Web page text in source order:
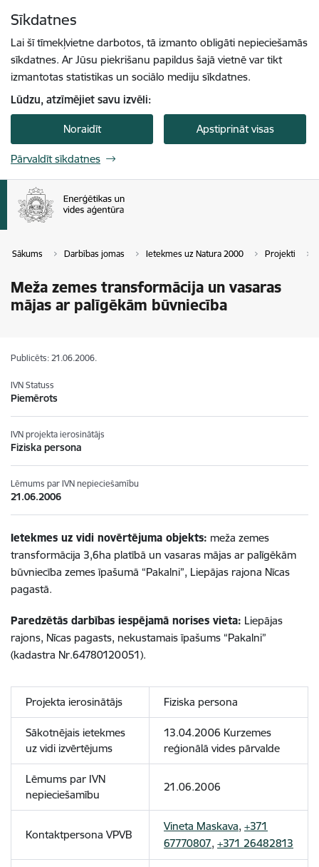
Sīkdatnes
Lai šī tīmekļvietne darbotos, tā izmanto obligāti nepieciešamās
sīkdatnes. Ar Jūsu piekrišanu papildus šajā vietnē var tikt
izmantotas statistikas un sociālo mediju sīkdatnes.
Lūdzu, atzīmējiet savu izvēli:
Noraidīt Apstiprināt visas
Pārvaldīt sīkdatnes
Sākums Darbības jomas Ietekmes uz Natura 2000 Projekti
Meža zemes transformācija un vasaras
mājas ar palīgēkām būvniecība
Publicēts: 21.06.2006.
IVN Statuss
Piemērots
IVN projekta ierosinātājs
Fiziska persona
Lēmums par IVN nepieciešamību
21.06.2006
Ietekmes uz vidi novērtējuma objekts: meža zemes
transformācija 3,6ha platībā un vasaras mājas ar palīgēkām
būvniecība zemes īpašumā “Pakalni”, Liepājas rajona Nīcas
pagastā.
Paredzētās darbības iespējamā norises vieta: Liepājas
rajons, Nīcas pagasts, nekustamais īpašums “Pakalni”
(kadastra Nr.64780120051).
Projekta ierosinātājs Fiziska persona
Sākotnējais ietekmes
uz vidi izvērtējums
13.04.2006 Kurzemes
reģionālā vides pārvalde
Lēmums par IVN
nepieciešamību
21.06.2006
Kontaktpersona VPVB
Vineta Maskava, +371
67770807, +371 26482813